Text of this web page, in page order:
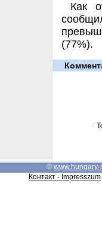
Как
(77%).
© www.hungary-
Контакт - Impresszum